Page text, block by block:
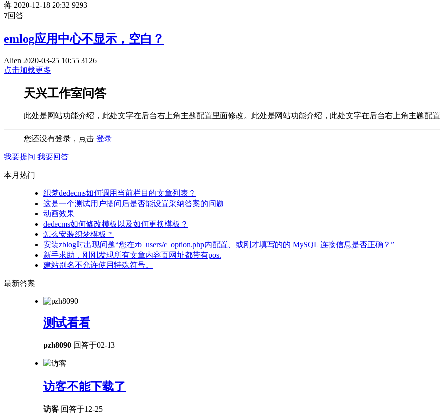
蒋 2020-12-18 20:32 9293
7回答
emlog应用中心不显示，空白？
Alien 2020-03-25 10:55 3126
点击加载更多
天兴工作室问答
此处是网站功能介绍，此处文字在后台右上角主题配置里面修改。此处是网站功能介绍，此处文字在后台右上角主题配
您还没有登录，点击 登录
我要提问 我要回答
本月热门
织梦dedecms如何调用当前栏目的文章列表？
这是一个测试用户提问后是否能设置采纳答案的问题
动画效果
dedecms如何修改模板以及如何更换模板？
怎么安装织梦模板？
安装zblog时出现问题“您在zb_users/c_option.php内配置、或刚才填写的的 MySQL 连接信息是否正确？”
新手求助，刚刚发现所有文章内容页网址都带有post
建站别名不允许使用特殊符号。
最新答案
测试看看
pzh8090 回答于02-13
访客不能下载了
访客 回答于12-25